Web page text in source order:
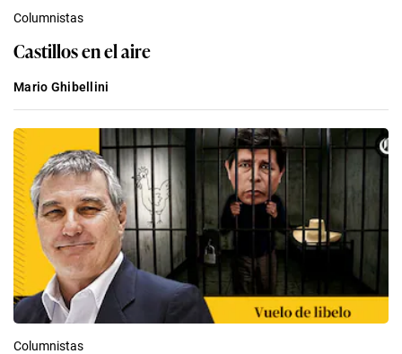
Columnistas
Castillos en el aire
Mario Ghibellini
Columnistas